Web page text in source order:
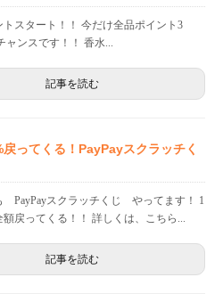
トスタート！！ 今だけ全品ポイント3
ャンスです！！ 香水...
記事を読む
ってくる！PayPayスクラッチく
PayPayスクラッチくじ やってます！ 1
戻ってくる！！ 詳しくは、こちら...
記事を読む